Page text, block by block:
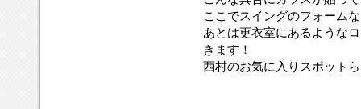
ここでスイングのフォーム
あとは更衣室にあるような
きます！
西村のお気に入りスポット